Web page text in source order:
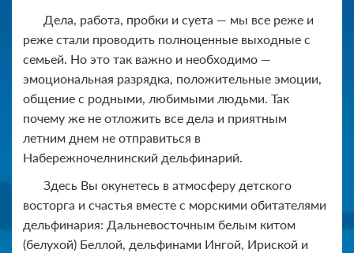
Дела, работа, пробки и суета — мы все реже и
реже стали проводить полноценные выходные с
семьей. Но это так важно и необходимо —
эмоциональная разрядка, положительные эмоции,
общение с родными, любимыми людьми. Так
почему же не отложить все дела и приятным
летним днем не отправиться в
Набережночелнинский дельфинарий.
Здесь Вы окунетесь в атмосферу детского
восторга и счастья вместе с морскими обитателями
дельфинария: Дальневосточным белым китом
(белухой) Беллой, дельфинами Ингой, Ириской и